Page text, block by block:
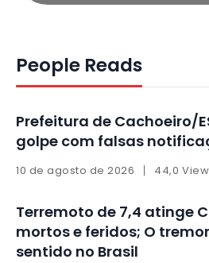
People Reads
Prefeitura de Cachoeiro/
golpe com falsas
10 de agosto de 2026 44,0
Terremoto de 7,4 atinge
mortos e feridos; O
sentido no Brasil